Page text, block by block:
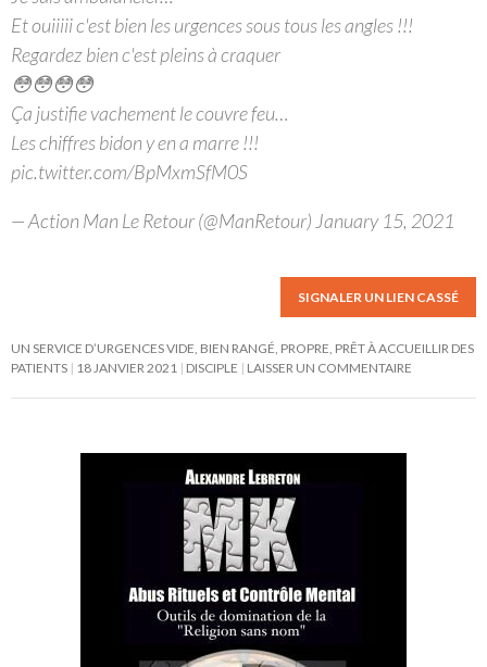
Et ouiiiii c'est bien les urgences sous tous les angles !!!
Regardez bien c'est pleins à craquer
😳😳😳😳
Ça justifie vachement le couvre feu…
Les chiffres bidon y en a marre !!!
pic.twitter.com/BpMxmSfM0S
— Action Man Le Retour (@ManRetour) January 15, 2021
SIGNALER UN LIEN CASSÉ
UN SERVICE D’URGENCES VIDE, BIEN RANGÉ, PROPRE, PRÊT À ACCUEILLIR DES
PATIENTS
18 JANVIER 2021 DISCIPLE LAISSER UN COMMENTAIRE